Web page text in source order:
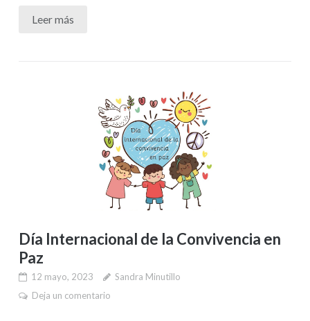
Leer más
Día Internacional de la Convivencia en
Paz
12 mayo, 2023
Sandra Minutillo
Deja un comentario